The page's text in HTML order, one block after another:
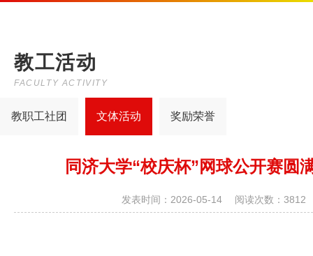
教工活动
FACULTY ACTIVITY
教职工社团 文体活动 奖励荣誉
同济大学“校庆杯”网球公开赛圆
发表时间：2026-05-14 阅读次数：3812